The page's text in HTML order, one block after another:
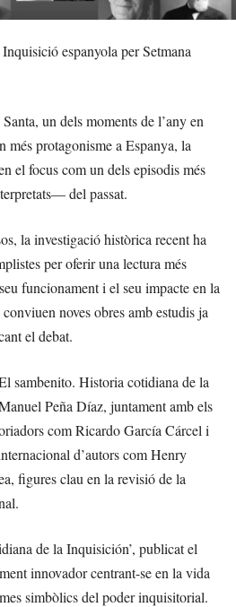
espanyola per Setmana
un dels moments de l’any en
més protagonisme a Espanya, la
el focus com un dels episodis més
del passat.
la investigació històrica recent ha
per oferir una lectura més
funcionament i el seu impacte en la
noves obres amb estudis ja
el debat.
sambenito. Historia cotidiana de la
Peña Díaz, juntament amb els
com Ricardo García Cárcel i
d’autors com Henry
figures clau en la revisió de la
de la Inquisición’, publicat el
innovador centrant-se en la vida
simbòlics del poder inquisitorial.